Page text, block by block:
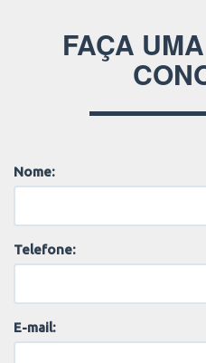
FAÇA
Nome:
Telefone:
E-mail: